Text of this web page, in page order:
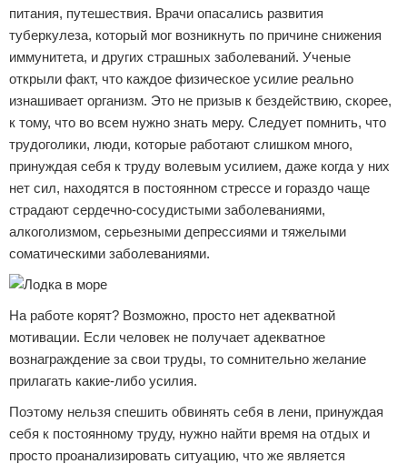
питания, путешествия. Врачи опасались развития
туберкулеза, который мог возникнуть по причине снижения
иммунитета, и других страшных заболеваний. Ученые
открыли факт, что каждое физическое усилие реально
изнашивает организм. Это не призыв к бездействию, скорее,
к тому, что во всем нужно знать меру. Следует помнить, что
трудоголики, люди, которые работают слишком много,
принуждая себя к труду волевым усилием, даже когда у них
нет сил, находятся в постоянном стрессе и гораздо чаще
страдают сердечно-сосудистыми заболеваниями,
алкоголизмом, серьезными депрессиями и тяжелыми
соматическими заболеваниями.
На работе корят? Возможно, просто нет адекватной
мотивации. Если человек не получает адекватное
вознаграждение за свои труды, то сомнительно желание
прилагать какие-либо усилия.
Поэтому нельзя спешить обвинять себя в лени, принуждая
себя к постоянному труду, нужно найти время на отдых и
просто проанализировать ситуацию, что же является